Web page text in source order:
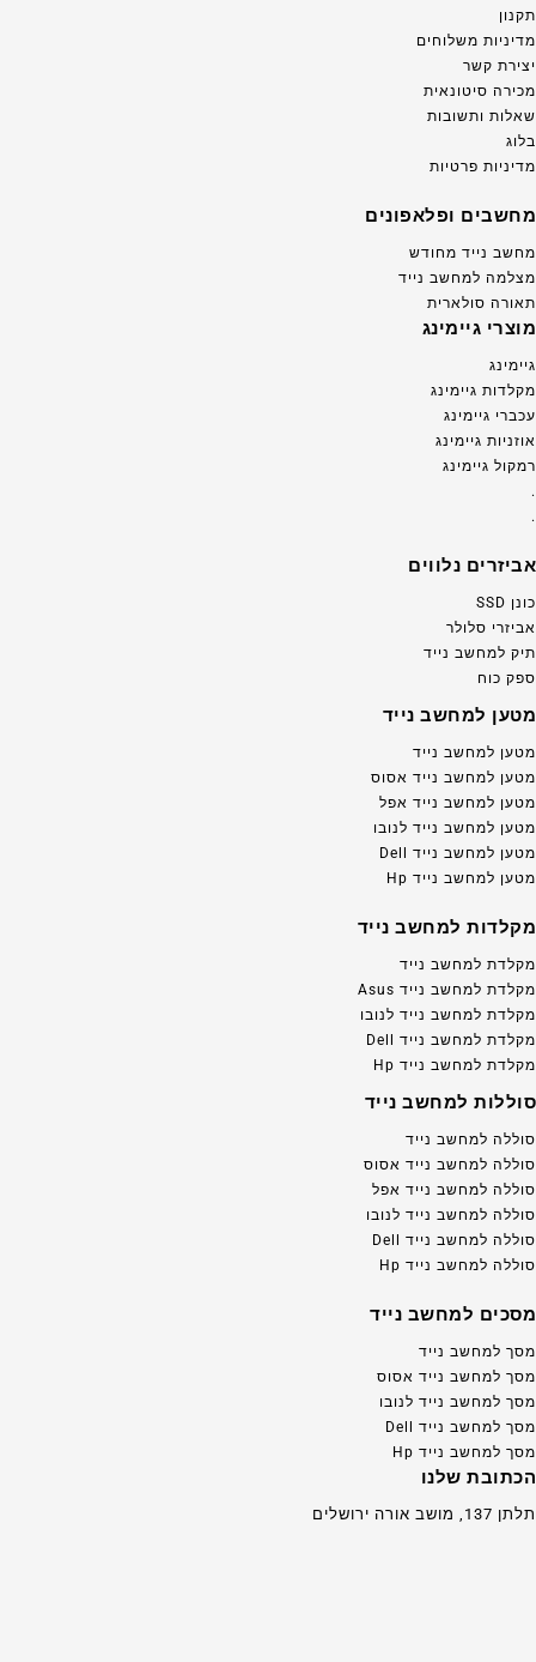
תקנון
מדיניות משלוחים
יצירת קשר
מכירה סיטונאית
שאלות ותשובות
בלוג
מדיניות פרטיות
מחשבים ופלאפונים
מחשב נייד מחודש
מצלמה למחשב נייד
תאורה סולארית
מוצרי גיימינג
גיימינג
מקלדות גיימינג
עכברי גיימינג
אוזניות גיימינג
רמקול גיימינג
.
.
אביזרים נלווים
כונן SSD
אביזרי סלולר
תיק למחשב נייד
ספק כוח
מטען למחשב נייד
מטען למחשב נייד
מטען למחשב נייד אסוס
מטען למחשב נייד אפל
מטען למחשב נייד לנובו
מטען למחשב נייד Dell
מטען למחשב נייד Hp
מקלדות למחשב נייד
מקלדת למחשב נייד
מקלדת למחשב נייד Asus
מקלדת למחשב נייד לנובו
מקלדת למחשב נייד Dell
מקלדת למחשב נייד Hp
סוללות למחשב נייד
סוללה למחשב נייד
סוללה למחשב נייד אסוס
סוללה למחשב נייד אפל
סוללה למחשב נייד לנובו
סוללה למחשב נייד Dell
סוללה למחשב נייד Hp
מסכים למחשב נייד
מסך למחשב נייד
מסך למחשב נייד אסוס
מסך למחשב נייד לנובו
מסך למחשב נייד Dell
מסך למחשב נייד Hp
הכתובת שלנו
תלתן 137, מושב אורה ירושלים